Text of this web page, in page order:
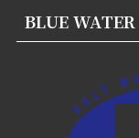
BLUE WATER